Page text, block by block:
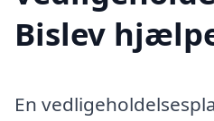
Bislev
En